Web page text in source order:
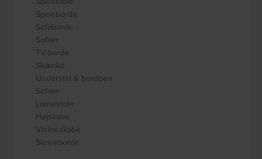
Spiseborde
Sofaborde
Sofaer
TV-borde
Skænke
Understel & bordben
Sofaer
Lænestole
Højskabe
Vitrineskabe
Skriveborde